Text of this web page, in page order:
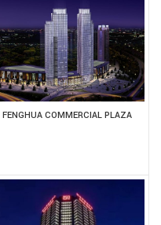
FENGHUA COMMERCIAL PLAZA